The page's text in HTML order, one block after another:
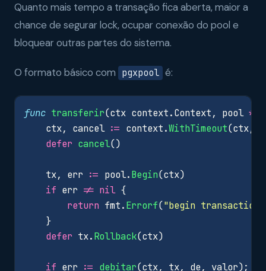
Quanto mais tempo a transação fica aberta, maior a
chance de segurar lock, ocupar conexão do pool e
bloquear outras partes do sistema.
O formato básico com pgxpool é:
func transferir(ctx context.Context, pool *
ctx, cancel := context.WithTimeout(ctx,
defer cancel()
tx, err := pool.Begin(ctx)
if err != nil {
return fmt.Errorf("begin transaction:
}
defer tx.Rollback(ctx)
if err := debitar(ctx, tx, de, valor);